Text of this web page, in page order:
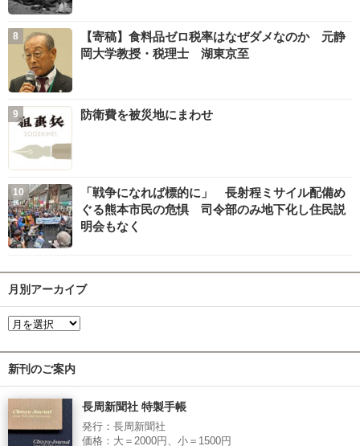
【寄稿】食料品ゼロ税率はなぜダメなのか 元静
岡大学教授・税理士 湖東京至
防衛費を被災地にまわせ
「戦争になれば標的に」 長射程ミサイル配備め
ぐる熊本市民の危惧 司令部のみ地下化し住民説
明会もなく
月別アーカイブ
新刊のご案内
長周新聞社 特製手帳
発行：長周新聞社
価格：大＝2000円、小＝1500円